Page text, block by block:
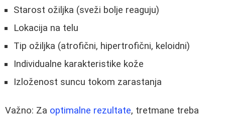
Starost ožiljka (sveži bolje reaguju)
Lokacija na telu
Tip ožiljka (atrofični, hipertrofični, keloidni)
Individualne karakteristike kože
Izloženost suncu tokom zarastanja
Važno: Za optimalne rezultate, tretmane treba